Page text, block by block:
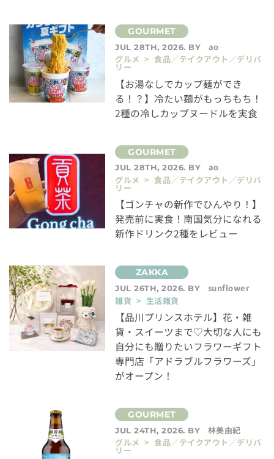
JUL 28TH, 2026. BY
ao
グルメ > 食品／テイクアウト／デリバ
リー
【お湯なしでカップ麺ができ
る！？】冷たい麺がもっちもち！
2種の冷しカップヌードルを実食
JUL 28TH, 2026. BY
ao
グルメ > 食品／テイクアウト／デリバ
リー
【ゴンチャの新作でひんやり！】
発売前に実食！南国気分になれる
新作ドリンク2種をレビュー
JUL 26TH, 2026. BY
sunflower
雑貨 > 生活雑貨
【品川プリンスホテル】花・雑
貨・スイーツまで♡大切な人にも
自分にも贈りたいフラワーギフト
専門店「アドラブルフラワーズ」
がオープン！
JUL 24TH, 2026. BY
林美由紀
グルメ > 食品／テイクアウト／デリバ
リー